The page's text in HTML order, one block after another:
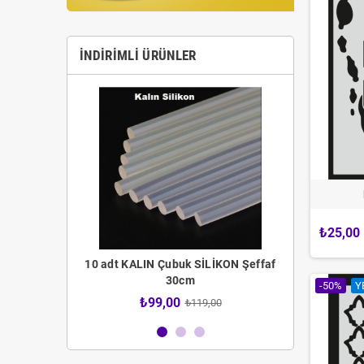
İNDIRIMLI ÜRÜNLER
10 adt KALIN Çubuk SİLİKON Şeffaf
30cm
₺99,00 ₺119,00
₺25,00
-50%